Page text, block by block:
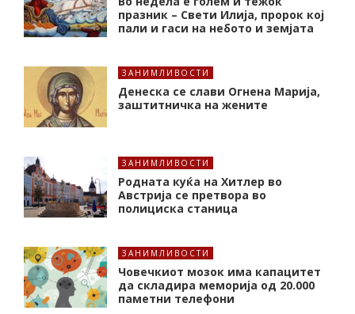
празник – Свети Илија, пророк кој
пали и гаси на небото и земјата
ЗАНИМЛИВОСТИ
Денеска се слави Огнена Марија,
заштитничка на жените
ЗАНИМЛИВОСТИ
Родната куќа на Хитлер во
Австрија се претвора во
полициска станица
ЗАНИМЛИВОСТИ
Човечкиот мозок има капацитет
да складира меморија од 20.000
паметни телефони